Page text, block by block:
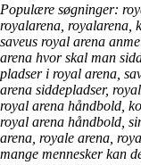
Populære søgninger:
royalarena, royalarena,
saveus royal arena
arena hvor skal man
pladser i royal arena,
arena siddepladser,
royal arena håndbold,
royal arena håndbold,
arena, royale arena,
mange mennesker kan